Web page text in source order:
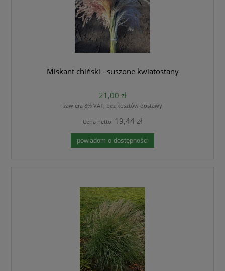
Miskant chiński - suszone kwiatostany
21,00 zł
zawiera 8% VAT, bez kosztów dostawy
Cena netto: 19,44 zł
powiadom o dostępności